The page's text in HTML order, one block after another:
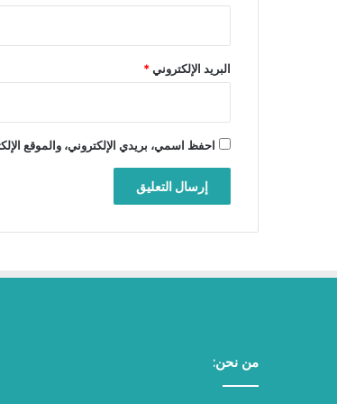
البريد الإلكتروني*
احفظ اسمي، بريدي الإلكتروني، والموقع
من نحن: